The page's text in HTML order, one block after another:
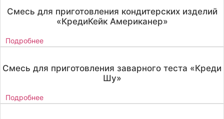
Смесь для приготовления кондитерских изделий
«КредиКейк Американер»
Подробнее
Смесь для приготовления заварного теста «Креди
Шу»
Подробнее